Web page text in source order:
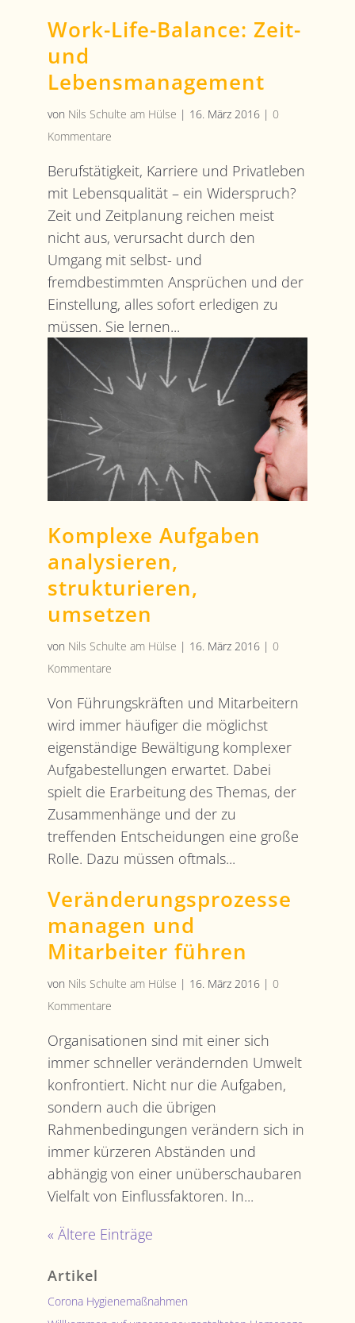
Work-Life-Balance: Zeit-
und
Lebensmanagement
von Nils Schulte am Hülse | 16. März 2016| 0
Kommentare
Berufstätigkeit, Karriere und Privatleben
mit Lebensqualität – ein Widerspruch?
Zeit und Zeitplanung reichen meist
nicht aus, verursacht durch den
Umgang mit selbst- und
fremdbestimmten Ansprüchen und der
Einstellung, alles sofort erledigen zu
müssen. Sie lernen...
Komplexe Aufgaben
analysieren,
strukturieren,
umsetzen
von Nils Schulte am Hülse | 16. März 2016| 0
Kommentare
Von Führungskräften und Mitarbeitern
wird immer häufiger die möglichst
eigenständige Bewältigung komplexer
Aufgabestellungen erwartet. Dabei
spielt die Erarbeitung des Themas, der
Zusammenhänge und der zu
treffenden Entscheidungen eine große
Rolle. Dazu müssen oftmals...
Veränderungsprozesse
managen und
Mitarbeiter führen
von Nils Schulte am Hülse | 16. März 2016| 0
Kommentare
Organisationen sind mit einer sich
immer schneller verändernden Umwelt
konfrontiert. Nicht nur die Aufgaben,
sondern auch die übrigen
Rahmenbedingungen verändern sich in
immer kürzeren Abständen und
abhängig von einer unüberschaubaren
Vielfalt von Einflussfaktoren. In...
« Ältere Einträge
Artikel
Corona Hygienemaßnahmen